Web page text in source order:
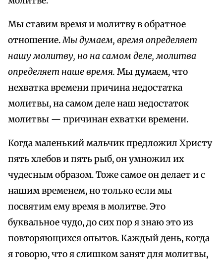
Мы ставим время и молитву в обратное
отношение.Мы думаем, время определяет
нашу молитву, но на самом деле, молитва
определяет наше время. Мы думаем, что
нехватка времени причина недостатка
молитвы, на самом деле наш недостаток
молитвы — причинан ехватки времени.
Когда маленький мальчик предложил Христу
пять хлебов и пять рыб, он умножил их
чудесным образом. Тоже самое он делает и с
нашим временем, но только если мы
посвятим ему время в молитве. Это
буквальное чудо, до сих пор я знаю это из
повторяющихся опытов. Каждый день, когда
я говорю, что я слишком занят для молитвы,